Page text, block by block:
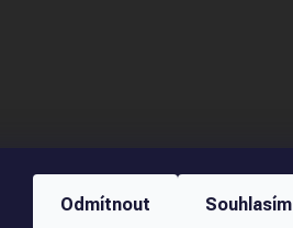
Odmítnout Souhlasím